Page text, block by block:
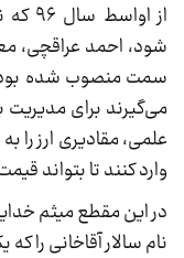
از
شود، احمد عراقچی،
سمت منصوب شده
می‌گیرند برای مدیریت
علمی، مقادیری ارز را
وارد کنند تا بتواند
در این مقطع میثم